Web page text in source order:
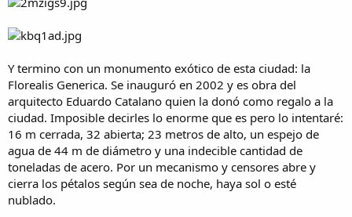
Y termino con un monumento exótico de esta ciudad: la
Florealis Generica. Se inauguró en 2002 y es obra del
arquitecto Eduardo Catalano quien la donó como regalo a la
ciudad. Imposible decirles lo enorme que es pero lo intentaré:
16 m cerrada, 32 abierta; 23 metros de alto, un espejo de
agua de 44 m de diámetro y una indecible cantidad de
toneladas de acero. Por un mecanismo y censores abre y
cierra los pétalos según sea de noche, haya sol o esté
nublado.